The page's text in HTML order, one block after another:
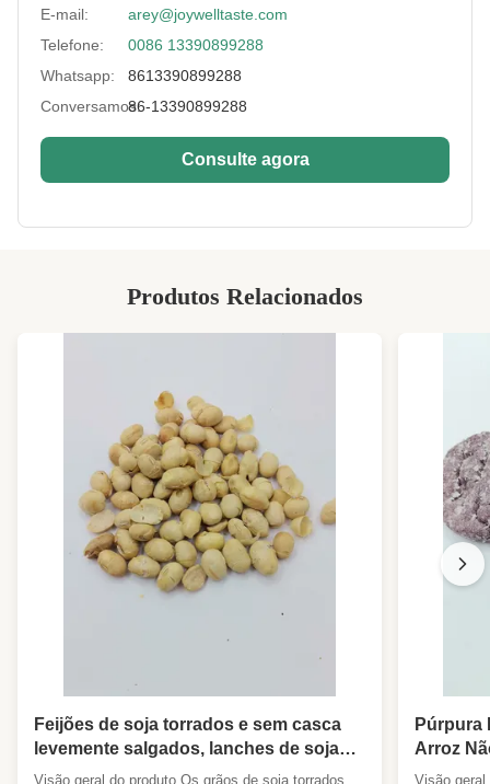
Payment: T/T, L/C, Paypal
Storage: No lugar fresco e seco
Amarelo
E-mail:
arey@joywelltaste.com
Telefone:
0086 13390899288
Whatsapp:
8613390899288
Conversamos:86-13390899288
Consulte agora
Produtos Relacionados
Feijões de soja torrados e sem casca
levemente salgados, lanches de soja
crocantes e ricos em proteínas, deleite
Visão geral do produto Os grãos de soja torrados
Púrpura
Arroz
Snacks
Visão geral